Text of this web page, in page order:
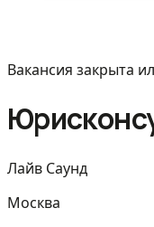
Вакансия закрыта
Лайв Саунд
Москва